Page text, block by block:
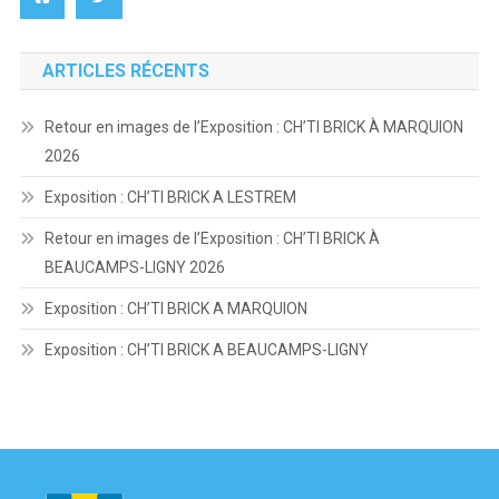
ARTICLES RÉCENTS
Retour en images de l’Exposition : CH’TI BRICK À MARQUION
2026
Exposition : CH’TI BRICK A LESTREM
Retour en images de l’Exposition : CH’TI BRICK À
BEAUCAMPS-LIGNY 2026
Exposition : CH’TI BRICK A MARQUION
Exposition : CH’TI BRICK A BEAUCAMPS-LIGNY